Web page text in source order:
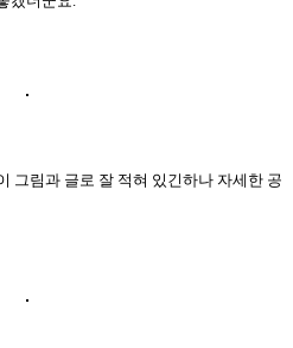
그림과 글로 잘 적혀 있긴하나 자세한 공